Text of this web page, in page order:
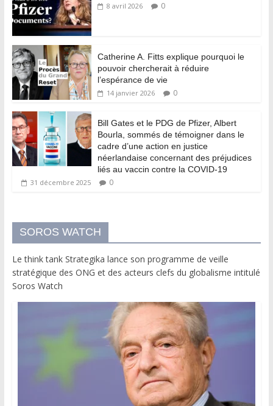
8 avril 2026 0
Catherine A. Fitts explique pourquoi le
pouvoir chercherait à réduire
l’espérance de vie
14 janvier 2026 0
Bill Gates et le PDG de Pfizer, Albert
Bourla, sommés de témoigner dans le
cadre d’une action en justice
néerlandaise concernant des préjudices
liés au vaccin contre la COVID-19
31 décembre 2025 0
SOROS WATCH
Le think tank Strategika lance son programme de veille
stratégique des ONG et des acteurs clefs du globalisme intitulé
Soros Watch